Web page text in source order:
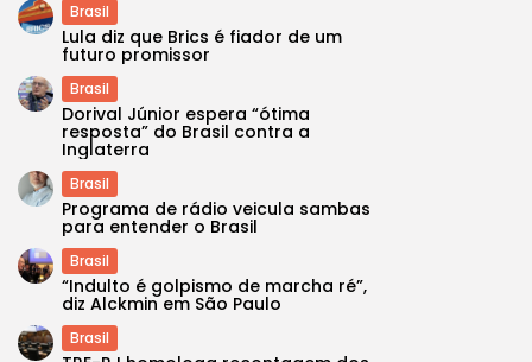
Brasil
Lula diz que Brics é fiador de um
futuro promissor
Brasil
Dorival Júnior espera “ótima
resposta” do Brasil contra a
Inglaterra
Brasil
Programa de rádio veicula sambas
para entender o Brasil
Brasil
“Indulto é golpismo de marcha ré”,
diz Alckmin em São Paulo
Brasil